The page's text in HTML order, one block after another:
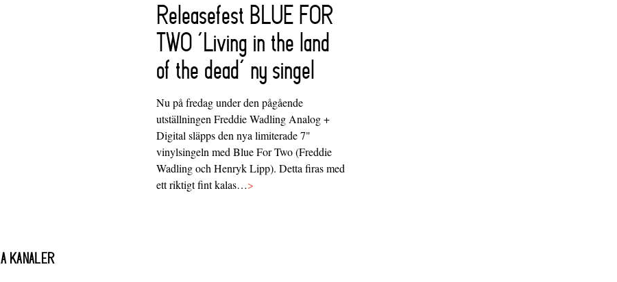
Releasefest BLUE FOR
TWO ‘Living in the land
of the dead’ ny singel
Nu på fredag under den pågående
utställningen Freddie Wadling Analog +
Digital släpps den nya limiterade 7"
vinylsingeln med Blue For Two (Freddie
Wadling och Henryk Lipp). Detta firas med
ett riktigt fint kalas…>
KANALER